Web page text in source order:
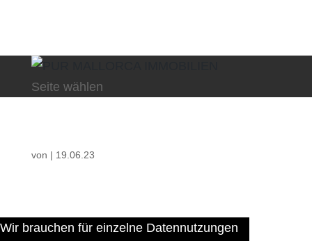
Seite wählen
von | 19.06.23
Wir brauchen für einzelne Datennutzungen